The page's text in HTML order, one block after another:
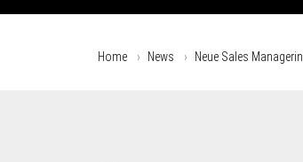
Home News Neue Sales Managerin